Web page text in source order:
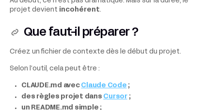
projet devient incohérent.
Que faut-il préparer ?
Créez un fichier de contexte dès le début du projet.
Selon l’outil, cela peut être :
CLAUDE.md avec Claude Code ;
des règles projet dans Cursor;
un README.md simple ;